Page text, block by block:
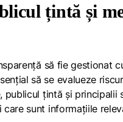
țintă și
să fie gestionat
să se evalueze
țintă și principalii
sunt informațiile